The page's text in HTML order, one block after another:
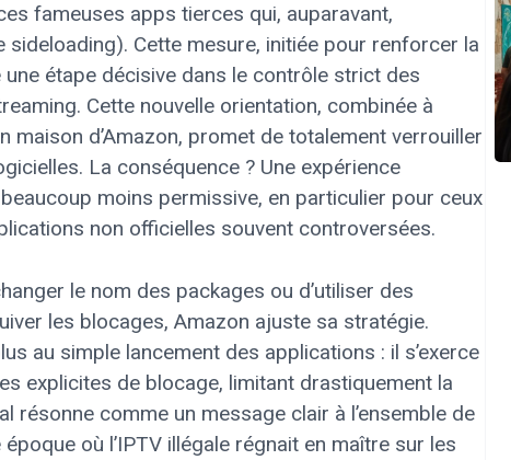
fameuses apps tierces qui, auparavant,
sideloading). Cette mesure, initiée pour renforcer la
étape décisive dans le contrôle strict des
Cette nouvelle orientation, combinée à
maison d’Amazon, promet de totalement verrouiller
La conséquence ? Une expérience
moins permissive, en particulier pour ceux
non officielles souvent controversées.
le nom des packages ou d’utiliser des
les blocages, Amazon ajuste sa stratégie.
au simple lancement des applications : il s’exerce
explicites de blocage, limitant drastiquement la
résonne comme un message clair à l’ensemble de
où l’IPTV illégale régnait en maître sur les